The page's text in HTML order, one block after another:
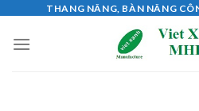
content
THANG NÂNG, BÀN NÂNG